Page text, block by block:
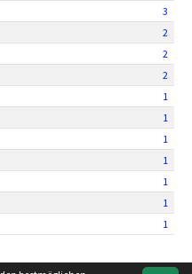
3
2
2
2
1
1
1
1
1
1
1